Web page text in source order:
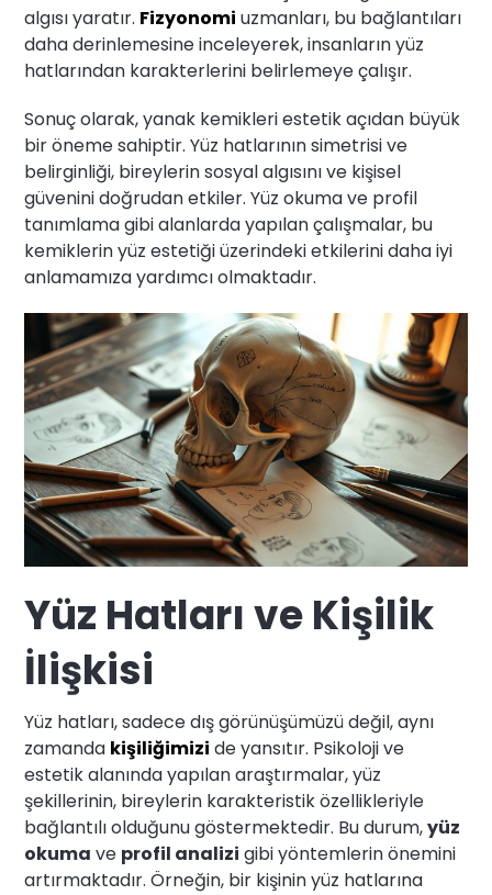
algısı yaratır. Fizyonomi uzmanları, bu bağlantıları
daha derinlemesine inceleyerek, insanların yüz
hatlarından karakterlerini belirlemeye çalışır.
Sonuç olarak, yanak kemikleri estetik açıdan büyük
bir öneme sahiptir. Yüz hatlarının simetrisi ve
belirginliği, bireylerin sosyal algısını ve kişisel
güvenini doğrudan etkiler. Yüz okuma ve profil
tanımlama gibi alanlarda yapılan çalışmalar, bu
kemiklerin yüz estetiği üzerindeki etkilerini daha iyi
anlamamıza yardımcı olmaktadır.
Yüz Hatları ve Kişilik
İlişkisi
Yüz hatları, sadece dış görünüşümüzü değil, aynı
zamanda kişiliğimizi de yansıtır. Psikoloji ve
estetik alanında yapılan araştırmalar, yüz
şekillerinin, bireylerin karakteristik özellikleriyle
bağlantılı olduğunu göstermektedir. Bu durum,yüz
okuma ve profil analizi gibi yöntemlerin önemini
artırmaktadır. Örneğin, bir kişinin yüz hatlarına